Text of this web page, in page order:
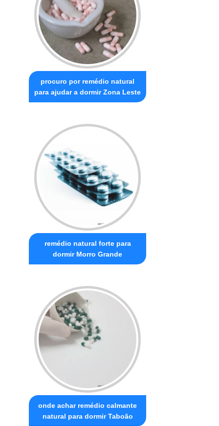
procuro por remédio natural
para ajudar a dormir Zona Leste
remédio natural forte para
dormir Morro Grande
onde achar remédio calmante
natural para dormir Taboão